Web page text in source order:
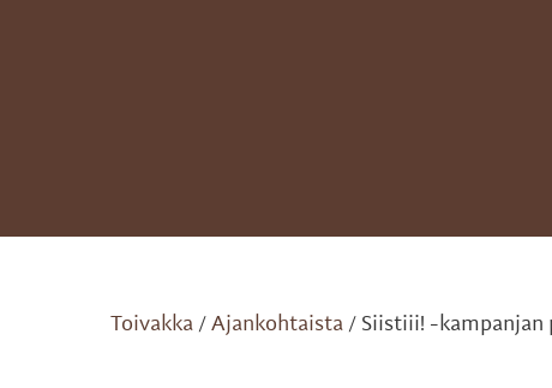
Toivakka / Ajankohtaista / Siistiii! -kampanjan